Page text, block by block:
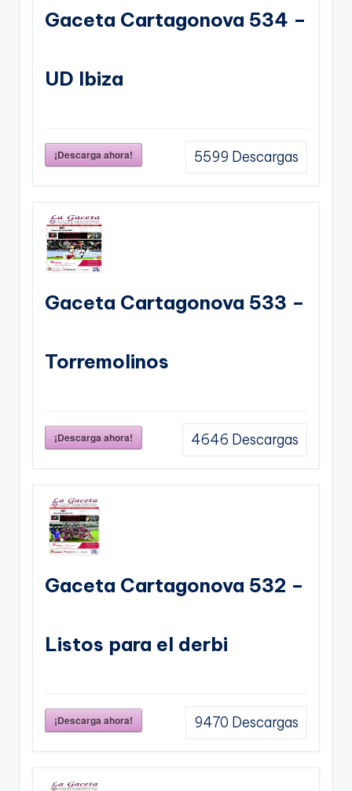
Gaceta Cartagonova 534 –
UD Ibiza
¡Descarga ahora! 5599 Descargas
Gaceta Cartagonova 533 –
Torremolinos
¡Descarga ahora! 4646 Descargas
Gaceta Cartagonova 532 –
Listos para el derbi
¡Descarga ahora! 9470 Descargas